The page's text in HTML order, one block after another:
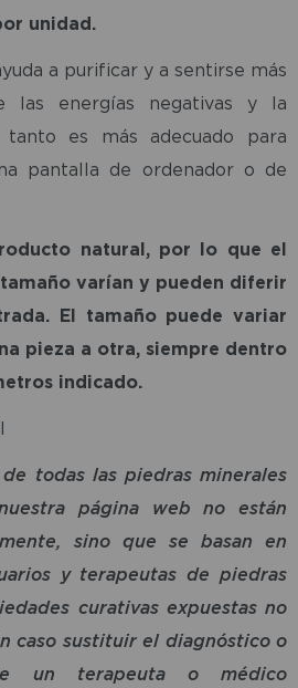
unidad.
a purificar y a sentirse más
las energías negativas y la
es más adecuado para
pantalla de ordenador o de
natural, por lo que el
varían y pueden diferir
El tamaño puede variar
pieza a otra, siempre dentro
indicado.
todas las piedras minerales
página web no están
sino que se basan en
y terapeutas de piedras
curativas expuestas no
caso sustituir el diagnóstico o
un terapeuta o médico